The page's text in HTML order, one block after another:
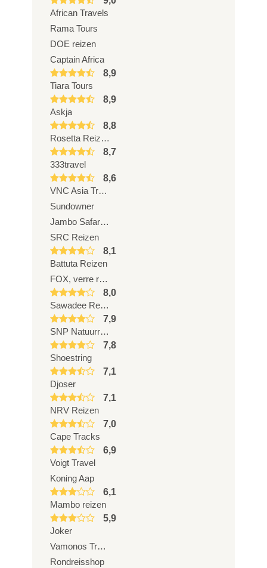
African Travels
Rama Tours
DOE reizen
Captain Africa
8,9
Tiara Tours
8,9
Askja
8,8
Rosetta Reizen
8,7
333travel
8,6
VNC Asia Travel
Sundowner
Jambo Safari Club
SRC Reizen
8,1
Battuta Reizen
FOX, verre reizen van ANWB
8,0
Sawadee Reizen
7,9
SNP Natuurreizen
7,8
Shoestring
7,1
Djoser
7,1
NRV Reizen
7,0
Cape Tracks
6,9
Voigt Travel
Koning Aap
6,1
Mambo reizen
5,9
Joker
Vamonos Travels
Rondreisshop